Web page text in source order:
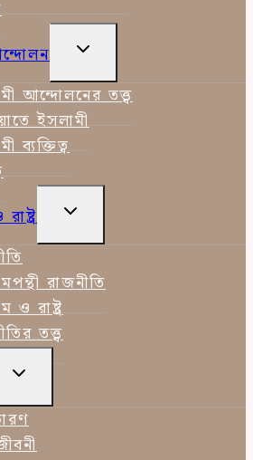
TOGGLE
MENU
আন্দোলনের তত্ত্ব
ইসলামী
ব্যক্তিত্ব
TOGGLE
রাজনীতি
ও রাষ্ট্র
তত্ত্ব
TOGGLE
MENU